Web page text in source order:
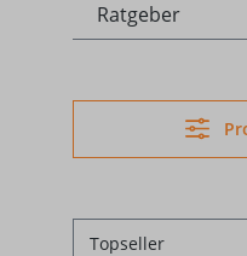
Ratgeber